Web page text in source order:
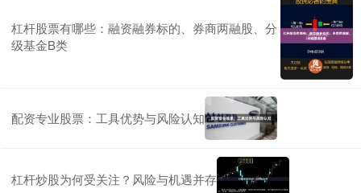
杠杆股票有哪些：融资融券标的、券商两融股、分
级基金B类
配资专业股票：工具优势与风险认知
杠杆炒股为何受关注？风险与机遇并存